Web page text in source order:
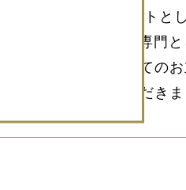
経外科のエキスパートと
小児脳神経外科を専門と
した。臨床医としてのお
いても教えていただきま